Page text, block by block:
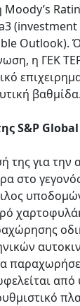
Outlook).
η ΓΕΚ
βαθμίδα.
S&P Global
της για την
στο
από